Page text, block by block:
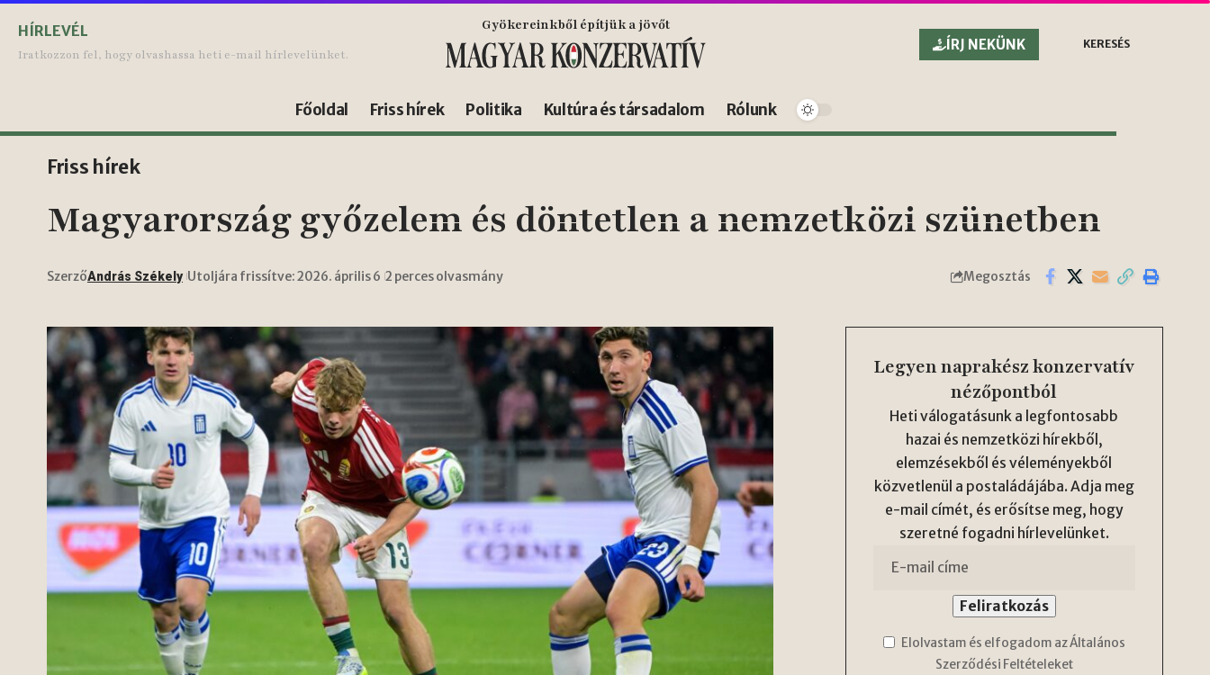
HÍRLEVÉL
Iratkozzon fel, hogy olvashassa heti e-mail hírlevelünket.
Gyökereinkből építjük a jövőt
ÍRJ NEKÜNK
KERESÉS
Főoldal Friss hírek Politika Kultúra és társadalom Rólunk
Friss hírek
Magyarország győzelem és döntetlen a nemzetközi szünetben
SzerzőAndrás Székely Utoljára frissítve: 2026. április 6 2 perces olvasmány Megosztás
Legyen naprakész konzervatív
nézőpontból
Heti válogatásunk a legfontosabb
hazai és nemzetközi hírekből,
elemzésekből és véleményekből
közvetlenül a postaládájába. Adja meg
e-mail címét, és erősítse meg, hogy
szeretné fogadni hírlevelünket.
Elolvastam és elfogadom az Általános
Szerződési Feltételeket